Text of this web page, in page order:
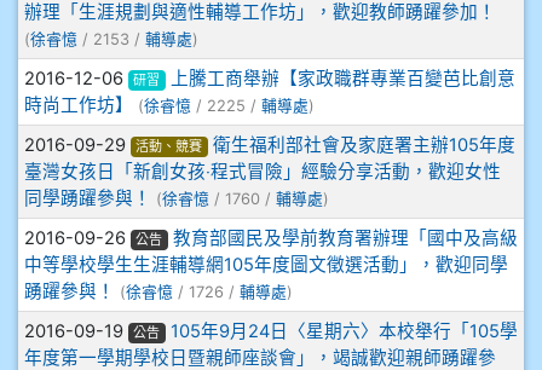
909林玉楓
909林朝智
910謝尚橙
910呂芃澔
910溫婕伶
911王祉傑
辦理「生涯規劃與適性輔導工作坊」，歡迎教師踴躍參加！
(徐睿憶 / 2153 / 輔導處)
2016-12-06 研習
上騰工商舉辦【家政職群專業百變芭比創意
時尚工作坊】
(徐睿憶 / 2225 / 輔導處)
2016-09-29 活動、競賽
衛生福利部社會及家庭署主辦105年度
臺灣女孩日「新創女孩‧程式冒險」經驗分享活動，歡迎女性
同學踴躍參與！
(徐睿憶 / 1760 / 輔導處)
2016-09-26 公告
教育部國民及學前教育署辦理「國中及高級
中等學校學生生涯輔導網105年度圖文徵選活動」，歡迎同學
踴躍參與！
(徐睿憶 / 1726 / 輔導處)
2016-09-19 公告
105年9月24日〈星期六〉本校舉行「105學
年度第一學期學校日暨親師座談會」，竭誠歡迎親師踴躍參